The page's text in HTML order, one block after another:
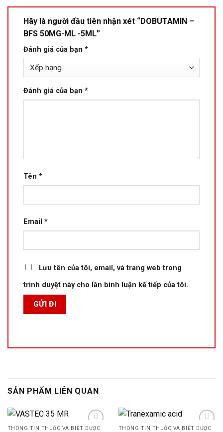
Hãy là người đầu tiên nhận xét “DOBUTAMIN –
BFS 50MG-ML -5ML”
Đánh giá của bạn *
Đánh giá của bạn *
Tên *
Email *
Lưu tên của tôi, email, và trang web trong
trình duyệt này cho lần bình luận kế tiếp của tôi.
SẢN PHẨM LIÊN QUAN
THÔNG TIN THUỐC VÀ BIỆT DƯỢC THÔNG TIN THUỐC VÀ BIỆT DƯỢC